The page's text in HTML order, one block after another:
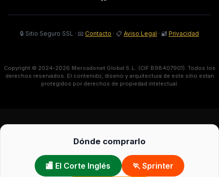
🔒 Sitio Seguro SSL · 📧 Contacto · 📋 Aviso Legal · 🔐 Privacidad
Copyright © 2024-2026 Mercadonet Global S.L. (CIF B98407901). Todos los
derechos reservados. El contenido, diseno y arquitectura de este sitio estan
protegidos por derechos de propiedad intelectual.
Dónde comprarlo
🏬 El Corte Inglés 🏃 Sprinter